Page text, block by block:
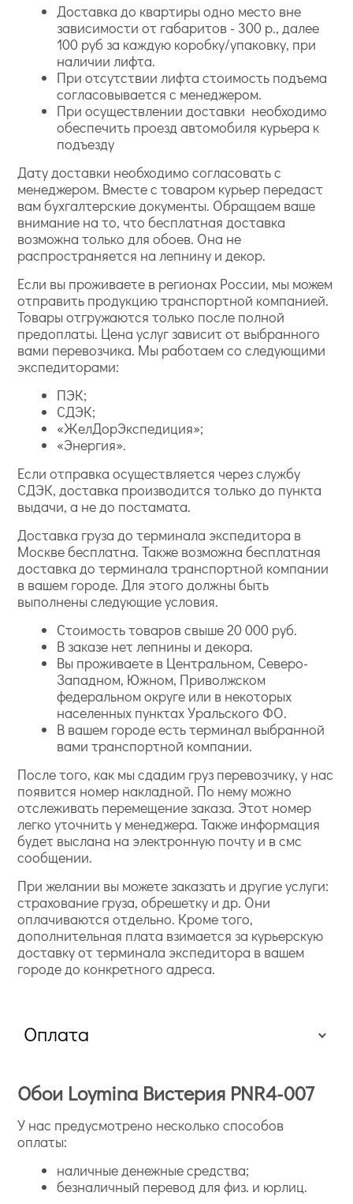
Доставка до квартиры одно место вне
зависимости от габаритов - 300 р., далее
100 руб за каждую коробку/упаковку, при
наличии лифта.
При отсутствии лифта стоимость подъема
согласовывается с менеджером.
При осуществлении доставки необходимо
обеспечить проезд автомобиля курьера к
подъезду
Дату доставки необходимо согласовать с
менеджером. Вместе с товаром курьер передаст
вам бухгалтерские документы. Обращаем ваше
внимание на то, что бесплатная доставка
возможна только для обоев. Она не
распространяется на лепнину и декор.
Если вы проживаете в регионах России, мы можем
отправить продукцию транспортной компанией.
Товары отгружаются только после полной
предоплаты. Цена услуг зависит от выбранного
вами перевозчика. Мы работаем со следующими
экспедиторами:
ПЭК;
СДЭК;
«ЖелДорЭкспедиция»;
«Энергия».
Если отправка осуществляется через службу
СДЭК, доставка производится только до пункта
выдачи, а не до постамата.
Доставка груза до терминала экспедитора в
Москве бесплатна. Также возможна бесплатная
доставка до терминала транспортной компании
в вашем городе. Для этого должны быть
выполнены следующие условия.
Стоимость товаров свыше 20 000 руб.
В заказе нет лепнины и декора.
Вы проживаете в Центральном, Северо-
Западном, Южном, Приволжском
федеральном округе или в некоторых
населенных пунктах Уральского ФО.
В вашем городе есть терминал выбранной
вами транспортной компании.
После того, как мы сдадим груз перевозчику, у нас
появится номер накладной. По нему можно
отслеживать перемещение заказа. Этот номер
легко уточнить у менеджера. Также информация
будет выслана на электронную почту и в смс
сообщении.
При желании вы можете заказать и другие услуги:
страхование груза, обрешетку и др. Они
оплачиваются отдельно. Кроме того,
дополнительная плата взимается за курьерскую
доставку от терминала экспедитора в вашем
городе до конкретного адреса.
Оплата
Обои Loymina Вистерия PNR4-007
У нас предусмотрено несколько способов
оплаты:
наличные денежные средства;
безналичный перевод для физ. и юрлиц.